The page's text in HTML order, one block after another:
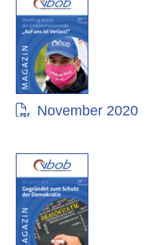
November 2020